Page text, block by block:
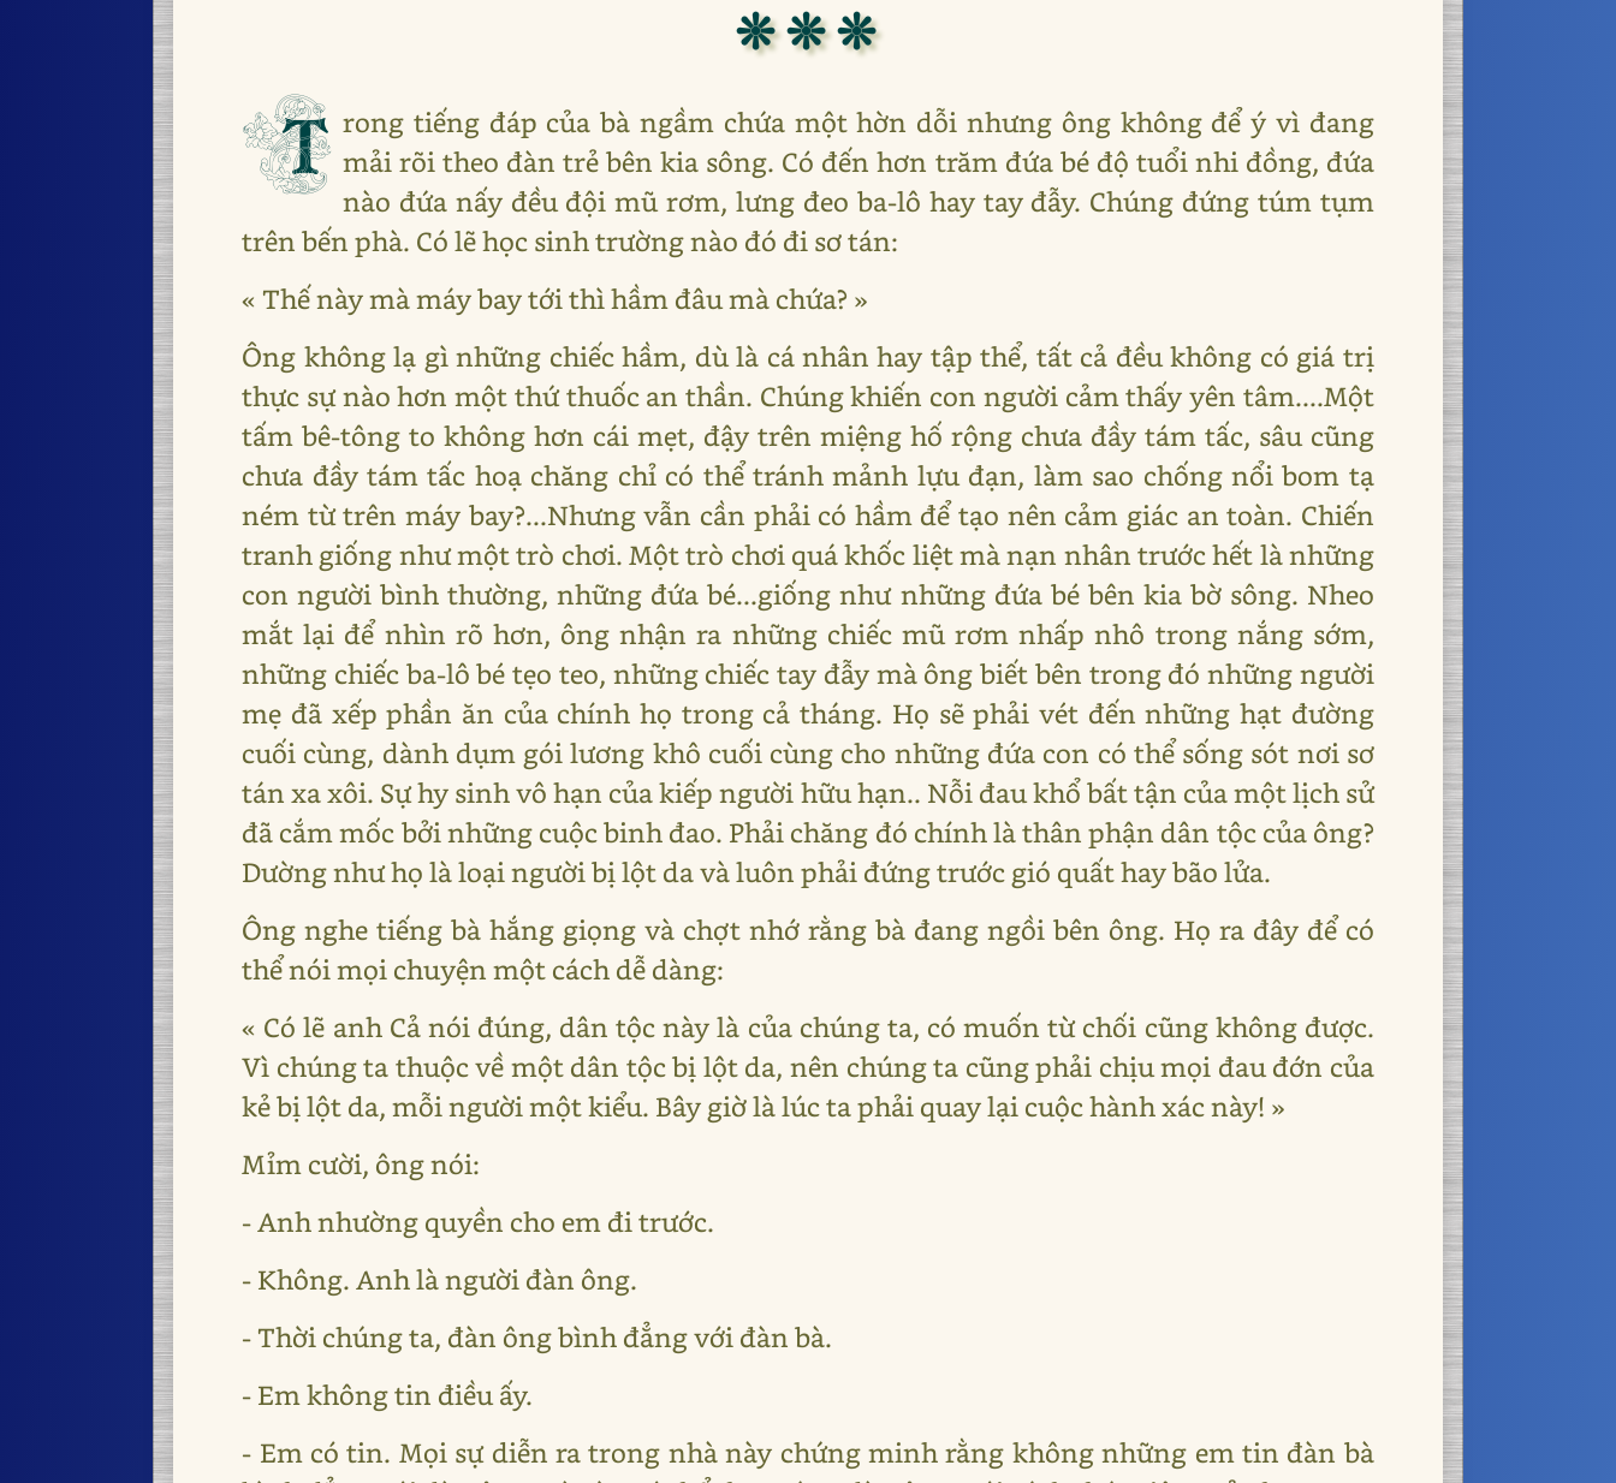
❊ ❊ ❊
T rong tiếng đáp của bà ngầm chứa một hờn dỗi nhưng ông không để ý vì đang
mải rõi theo đàn trẻ bên kia sông. Có đến hơn trăm đứa bé độ tuổi nhi đồng, đứa
nào đứa nấy đều đội mũ rơm, lưng đeo ba-lô hay tay đẫy. Chúng đứng túm tụm
trên bến phà. Có lẽ học sinh trường nào đó đi sơ tán:
« Thế này mà máy bay tới thì hầm đâu mà chứa? »
Ông không lạ gì những chiếc hầm, dù là cá nhân hay tập thể, tất cả đều không có giá trị
thực sự nào hơn một thứ thuốc an thần. Chúng khiến con người cảm thấy yên tâm....Một
tấm bê-tông to không hơn cái mẹt, đậy trên miệng hố rộng chưa đầy tám tấc, sâu cũng
chưa đầy tám tấc hoạ chăng chỉ có thể tránh mảnh lựu đạn, làm sao chống nổi bom tạ
ném từ trên máy bay?...Nhưng vẫn cần phải có hầm để tạo nên cảm giác an toàn. Chiến
tranh giống như một trò chơi. Một trò chơi quá khốc liệt mà nạn nhân trước hết là những
con người bình thường, những đứa bé...giống như những đứa bé bên kia bờ sông. Nheo
mắt lại để nhìn rõ hơn, ông nhận ra những chiếc mũ rơm nhấp nhô trong nắng sớm,
những chiếc ba-lô bé tẹo teo, những chiếc tay đẫy mà ông biết bên trong đó những người
mẹ đã xếp phần ăn của chính họ trong cả tháng. Họ sẽ phải vét đến những hạt đường
cuối cùng, dành dụm gói lương khô cuối cùng cho những đứa con có thể sống sót nơi sơ
tán xa xôi. Sự hy sinh vô hạn của kiếp người hữu hạn.. Nỗi đau khổ bất tận của một lịch sử
đã cắm mốc bởi những cuộc binh đao. Phải chăng đó chính là thân phận dân tộc của ông?
Dường như họ là loại người bị lột da và luôn phải đứng trước gió quất hay bão lửa.
Ông nghe tiếng bà hắng giọng và chợt nhớ rằng bà đang ngồi bên ông. Họ ra đây để có
thể nói mọi chuyện một cách dễ dàng:
« Có lẽ anh Cả nói đúng, dân tộc này là của chúng ta, có muốn từ chối cũng không được.
Vì chúng ta thuộc về một dân tộc bị lột da, nên chúng ta cũng phải chịu mọi đau đớn của
kẻ bị lột da, mỗi người một kiểu. Bây giờ là lúc ta phải quay lại cuộc hành xác này! »
Mỉm cười, ông nói:
- Anh nhường quyền cho em đi trước.
- Không. Anh là người đàn ông.
- Thời chúng ta, đàn ông bình đẳng với đàn bà.
- Em không tin điều ấy.
- Em có tin. Mọi sự diễn ra trong nhà này chứng minh rằng không những em tin đàn bà